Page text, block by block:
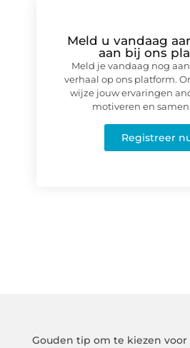
Meld u vandaag
aan bij ons
Meld je vandaag nog
verhaal op ons platform.
wijze jouw ervaringen
motiveren en
Registreer
Gouden tip om te kiezen